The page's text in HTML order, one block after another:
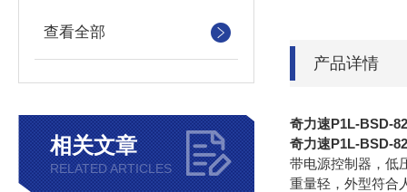
查看全部
相关文章
RELATED ARTICLES
产品详情
奇力速P1L-BSD-
奇力速P1L-BSD-
带电源控制器，低
重量轻，外型符合